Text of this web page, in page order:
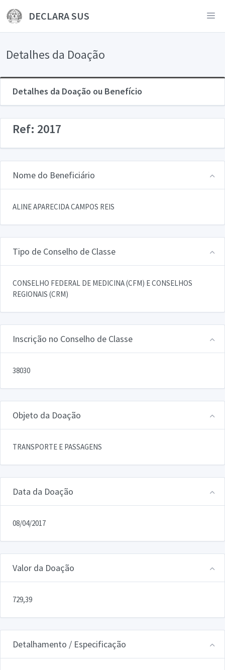
DECLARA SUS
Detalhes da Doação
Detalhes da Doação ou Benefício
Ref: 2017
Nome do Beneficiário
ALINE APARECIDA CAMPOS REIS
Tipo de Conselho de Classe
CONSELHO FEDERAL DE MEDICINA (CFM) E CONSELHOS
REGIONAIS (CRM)
Inscrição no Conselho de Classe
38030
Objeto da Doação
TRANSPORTE E PASSAGENS
Data da Doação
08/04/2017
Valor da Doação
729,39
Detalhamento / Especificação